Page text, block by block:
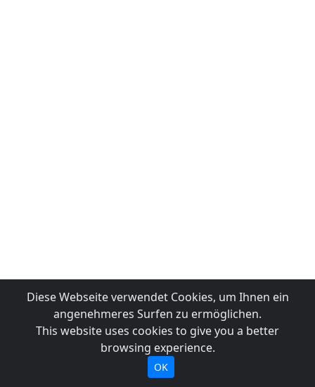
Diese Webseite verwendet Cookies, um Ihnen ein
angenehmeres Surfen zu ermöglichen.
This website uses cookies to give you a better
browsing experience.
OK